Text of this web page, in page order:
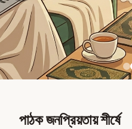
পাঠক জনপ্রিয়তায় শীর্ষে